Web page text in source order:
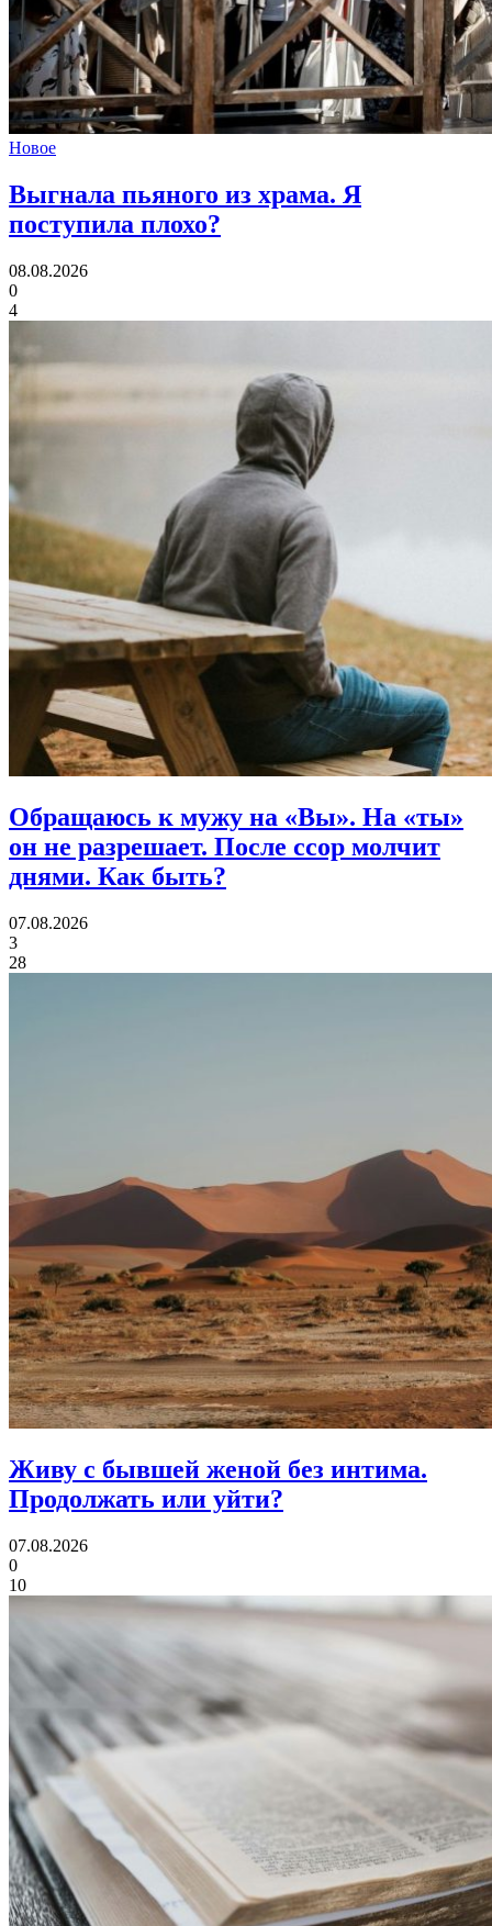
Новое
Выгнала пьяного из храма. Я
поступила плохо?
08.08.2026
0
4
Обращаюсь к мужу на «Вы». На «ты»
он не разрешает. После ссор молчит
днями. Как быть?
07.08.2026
3
28
Живу с бывшей женой без интима.
Продолжать или уйти?
07.08.2026
0
10